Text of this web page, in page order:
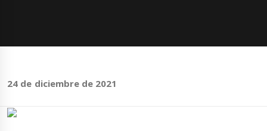
24 de diciembre de 2021